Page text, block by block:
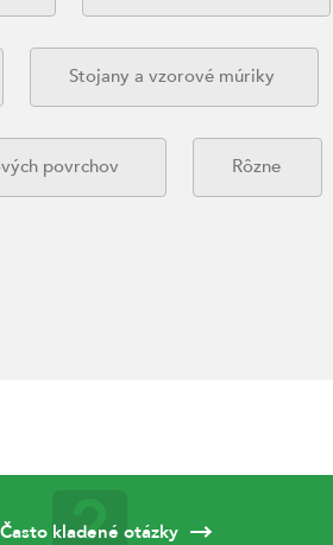
Stojany a vzorové múriky
povrchov Rôzne
Často kladené otázky